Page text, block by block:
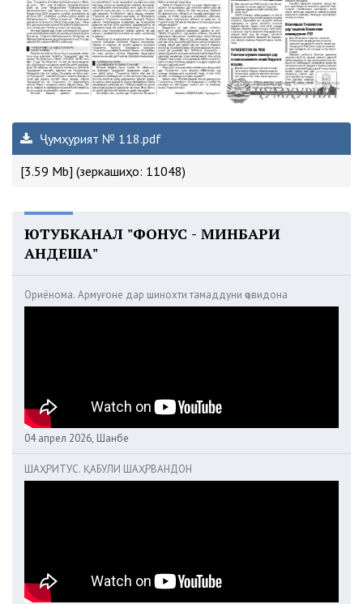
Ҷумҳурият № 118.pdf
[3.59 Mb] (зеркашиҳо: 11048)
ЮТУБКАНАЛ "ФОНУС - МИНБАРИ
АНДЕША"
Ориёнома. Армуғоне дар шинохти тамаддуни ҷовидона
04 апрел 2026, Шанбе
ШАҲРИТУС. ҚАБУЛИ ШАҲРВАНДОН